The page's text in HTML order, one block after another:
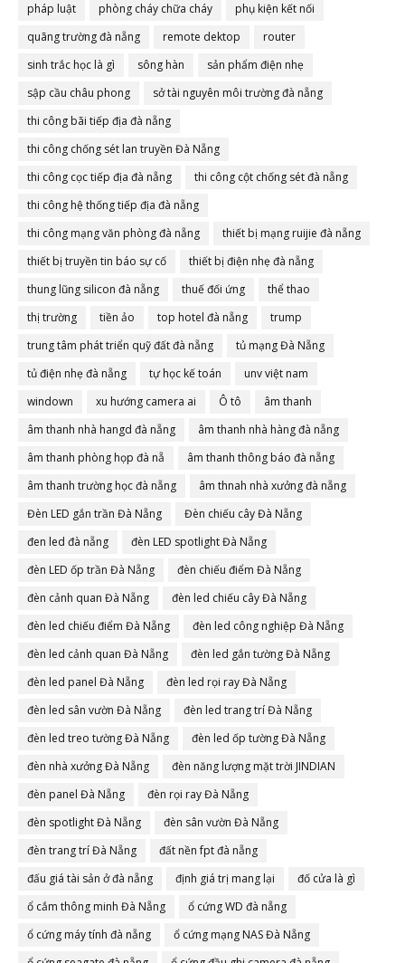
pháp luật
phòng cháy chữa cháy
phụ kiện kết nối
quãng trường đà nẵng
remote dektop
router
sinh trắc học là gì
sông hàn
sản phẩm điện nhẹ
sập cầu châu phong
sở tài nguyên môi trường đà nẵng
thi công bãi tiếp địa đà nẵng
thi công chống sét lan truyền Đà Nẵng
thi công cọc tiếp địa đà nẵng
thi công cột chống sét đà nẵng
thi công hệ thống tiếp địa đà nẵng
thi công mạng văn phòng đà nẵng
thiết bị mạng ruijie đà nẵng
thiết bị truyền tin báo sự cố
thiết bị điện nhẹ đà nẵng
thung lũng silicon đà nẵng
thuế đối ứng
thể thao
thị trường
tiền ảo top hotel đà nẵng
trump
trung tâm phát triển quỹ đất đà nẵng
tủ mạng Đà Nẵng
tủ điện nhẹ đà nẵng
tự học kế toán
unv việt nam
windown
xu hướng camera ai Ô tô
âm thanh
âm thanh nhà hangd đà nẵng
âm thanh nhà hàng đà nẵng
âm thanh phòng họp đà nẵ
âm thanh thông báo đà nẵng
âm thanh trường học đà nẵng
âm thnah nhà xưởng đà nẵng
Đèn LED gắn trần Đà Nẵng
Đèn chiếu cây Đà Nẵng
đen led đà nẵng
đèn LED spotlight Đà Nẵng
đèn LED ốp trần Đà Nẵng
đèn chiếu điểm Đà Nẵng
đèn cảnh quan Đà Nẵng
đèn led chiếu cây Đà Nẵng
đèn led chiếu điểm Đà Nẵng
đèn led công nghiệp Đà Nẵng
đèn led cảnh quan Đà Nẵng
đèn led gắn tường Đà Nẵng
đèn led panel Đà Nẵng
đèn led rọi ray Đà Nẵng
đèn led sân vườn Đà Nẵng
đèn led trang trí Đà Nẵng
đèn led treo tường Đà Nẵng
đèn led ốp tường Đà Nẵng
đèn nhà xưởng Đà Nẵng
đèn năng lượng mặt trời JINDIAN
đèn panel Đà Nẵng
đèn rọi ray Đà Nẵng
đèn spotlight Đà Nẵng
đèn sân vườn Đà Nẵng
đèn trang trí Đà Nẵng
đất nền fpt đà nẵng
đấu giá tài sản ở đà nẵng
định giá trị mang lại
đố cửa là gì
ổ cắm thông minh Đà Nẵng
ổ cứng WD đà nẵng
ổ cứng máy tính đà nẵng
ổ cứng mạng NAS Đà Nẵng